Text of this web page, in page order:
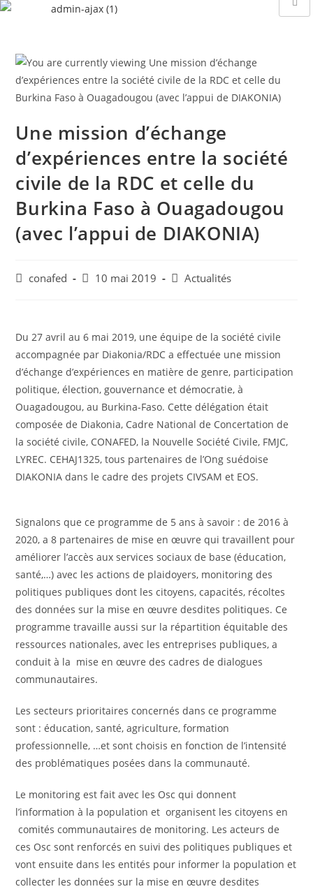
Une mission d’échange
d’expériences entre la société
civile de la RDC et celle du
Burkina Faso à Ouagadougou
(avec l’appui de DIAKONIA)
conafed 10 mai 2019 Actualités
Du 27 avril au 6 mai 2019, une équipe de la société civile
accompagnée par Diakonia/RDC a effectuée une mission
d’échange d’expériences en matière de genre, participation
politique, élection, gouvernance et démocratie, à
Ouagadougou, au Burkina-Faso. Cette délégation était
composée de Diakonia, Cadre National de Concertation de
la société civile, CONAFED, la Nouvelle Société Civile, FMJC,
LYREC. CEHAJ1325, tous partenaires de l’Ong suédoise
DIAKONIA dans le cadre des projets CIVSAM et EOS.
Signalons que ce programme de 5 ans à savoir : de 2016 à
2020, a 8 partenaires de mise en œuvre qui travaillent pour
améliorer l’accès aux services sociaux de base (éducation,
santé,…) avec les actions de plaidoyers, monitoring des
politiques publiques dont les citoyens, capacités, récoltes
des données sur la mise en œuvre desdites politiques. Ce
programme travaille aussi sur la répartition équitable des
ressources nationales, avec les entreprises publiques, a
conduit à la mise en œuvre des cadres de dialogues
communautaires.
Les secteurs prioritaires concernés dans ce programme
sont : éducation, santé, agriculture, formation
professionnelle, …et sont choisis en fonction de l’intensité
des problématiques posées dans la communauté.
Le monitoring est fait avec les Osc qui donnent
l’information à la population et organisent les citoyens en
comités communautaires de monitoring. Les acteurs de
ces Osc sont renforcés en suivi des politiques publiques et
vont ensuite dans les entités pour informer la population et
collecter les données sur la mise en œuvre desdites